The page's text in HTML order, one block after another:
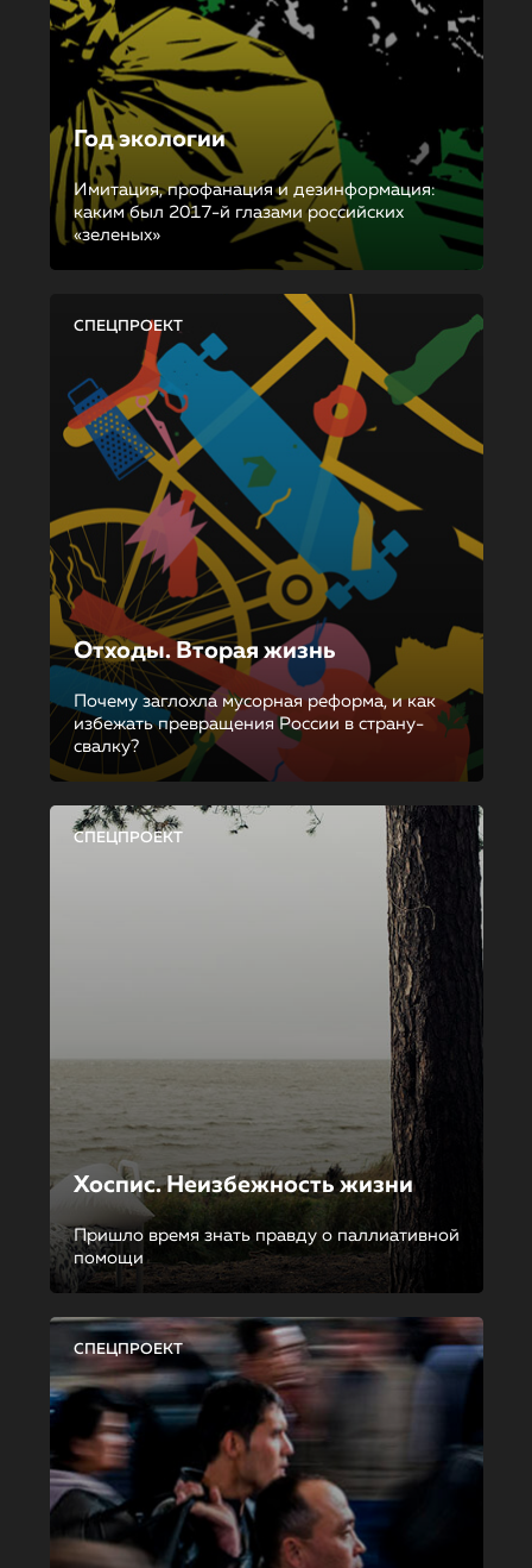
Год экологии
Имитация, профанация и дезинформация:
каким был 2017-й глазами российских
«зеленых»
СПЕЦПРОЕКТ
Отходы. Вторая жизнь
Почему заглохла мусорная реформа, и как
избежать превращения России в страну-
свалку?
СПЕЦПРОЕКТ
Хоспис. Неизбежность жизни
Пришло время знать правду о паллиативной
помощи
СПЕЦПРОЕКТ